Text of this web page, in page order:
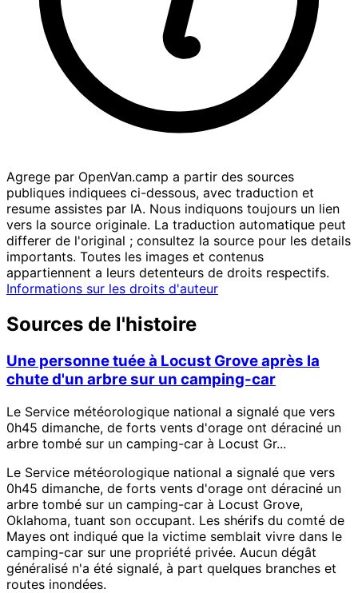
Agrege par OpenVan.camp a partir des sources
publiques indiquees ci-dessous, avec traduction et
resume assistes par IA. Nous indiquons toujours un lien
vers la source originale. La traduction automatique peut
differer de l'original ; consultez la source pour les details
importants. Toutes les images et contenus
appartiennent a leurs detenteurs de droits respectifs.
Informations sur les droits d'auteur
Sources de l'histoire
Une personne tuée à Locust Grove après la
chute d'un arbre sur un camping-car
Le Service météorologique national a signalé que vers
0h45 dimanche, de forts vents d'orage ont déraciné un
arbre tombé sur un camping-car à Locust Gr...
Le Service météorologique national a signalé que vers
0h45 dimanche, de forts vents d'orage ont déraciné un
arbre tombé sur un camping-car à Locust Grove,
Oklahoma, tuant son occupant. Les shérifs du comté de
Mayes ont indiqué que la victime semblait vivre dans le
camping-car sur une propriété privée. Aucun dégât
généralisé n'a été signalé, à part quelques branches et
routes inondées.